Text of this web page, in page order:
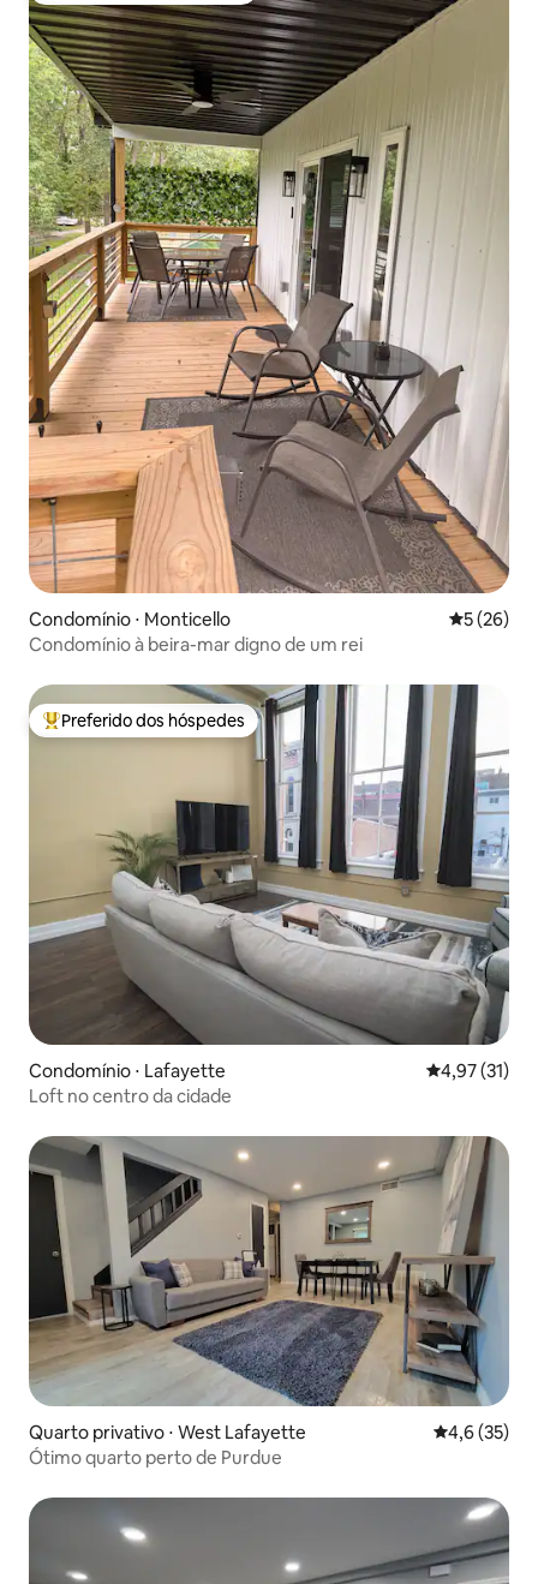
Condomínio ⋅ Monticello 5 de uma
5 (26)
Condomínio à beira-mar digno de um rei
Entre os melhores preferidos dos hóspedes
Preferido dos hóspedes
Condomínio ⋅ Lafayette 4,97 de uma
4,97 (31)
Loft no centro da cidade
Quarto privativo ⋅ West Lafayette 4,6 de uma
4,6 (35)
Ótimo quarto perto de Purdue